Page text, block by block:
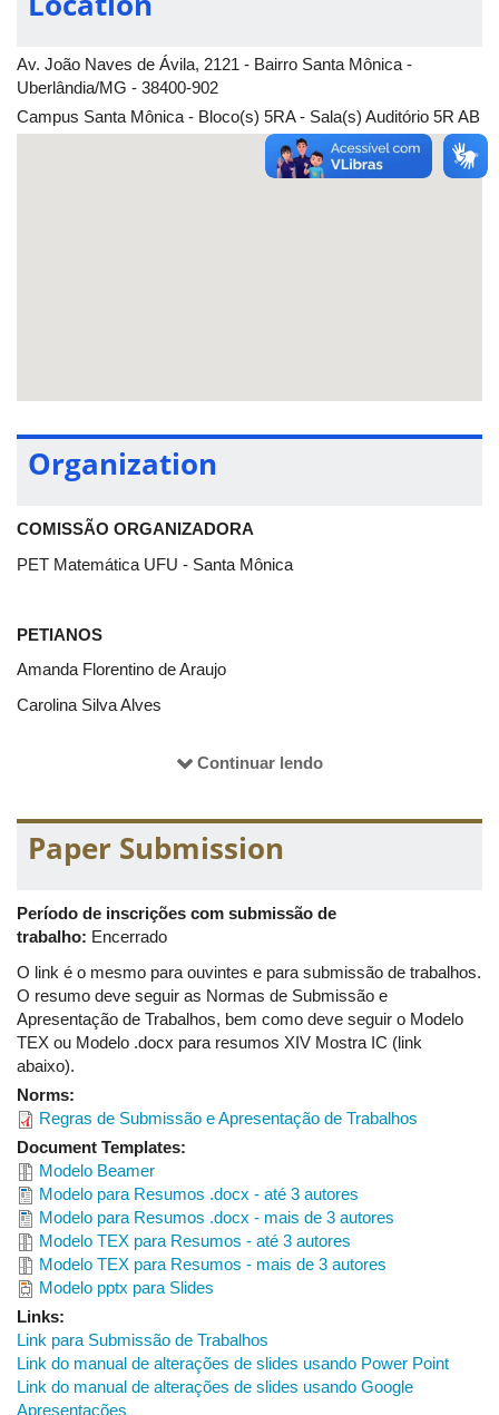
Av. João Naves de Ávila, 2121 - Bairro Santa Mônica -
Uberlândia/MG - 38400-902
Campus Santa Mônica - Bloco(s) 5RA - Sala(s) Auditório 5R AB
Organization
COMISSÃO ORGANIZADORA
PET Matemática UFU - Santa Mônica
PETIANOS
Amanda Florentino de Araujo
Carolina Silva Alves
Enrique Barbosa Oliveira
Gabriela Alonso Pereira Badglian
Inaya Faria Nomura
Kaic Porfírio Almeida
Lorena Bezerra de Almeida
Robert Vieira de Araújo
Thamires Sartori Pereira
Theo Marques Rodrigues Teófilo
TUTOR
Prof. Marcus Augusto Bronzi
COMITÊ CIENTÍFICO
Josuel Kruppa Rogenski (Matemática Aplicada)
Sarah Faria Monteiro Mazzini Costa(Matemática Pura)
Douglas Marin(Educação Matemática)
Continuar lendo
Paper Submission
Período de inscrições com submissão de
trabalho: Encerrado
O link é o mesmo para ouvintes e para submissão de trabalhos.
O resumo deve seguir as Normas de Submissão e
Apresentação de Trabalhos, bem como deve seguir o Modelo
TEX ou Modelo .docx para resumos XIV Mostra IC (link
abaixo).
Norms:
Regras de Submissão e Apresentação de Trabalhos
Document Templates:
Modelo Beamer
Modelo para Resumos .docx - até 3 autores
Modelo para Resumos .docx - mais de 3 autores
Modelo TEX para Resumos - até 3 autores
Modelo TEX para Resumos - mais de 3 autores
Modelo pptx para Slides
Links:
Link para Submissão de Trabalhos
Link do manual de alterações de slides usando Power Point
Link do manual de alterações de slides usando Google
Apresentações